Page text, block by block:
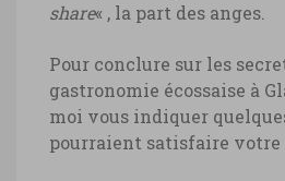
share« , la part des anges.
Pour conclure sur les
gastronomie écossaise à
moi vous indiquer
pourraient satisfaire votre